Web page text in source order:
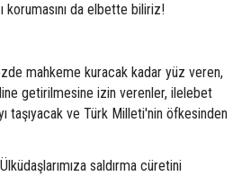
korumasını da elbette biliriz!
mahkeme kuracak kadar yüz veren,
getirilmesine izin verenler, ilelebet
taşıyacak ve Türk Milleti'nin öfkesinden
saldırma cüretini